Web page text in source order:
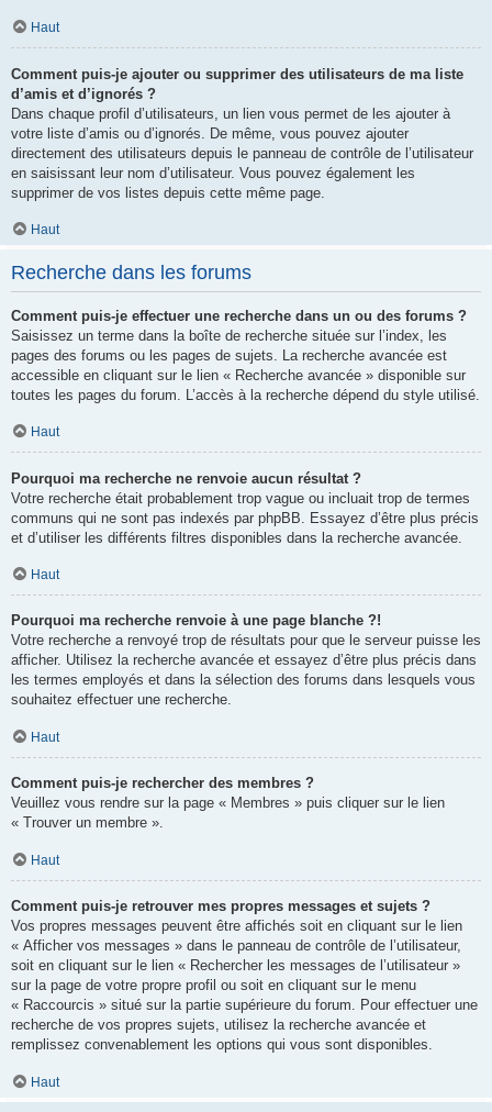
Haut
Comment puis-je ajouter ou supprimer des utilisateurs de ma liste
d’amis et d’ignorés ?
Dans chaque profil d’utilisateurs, un lien vous permet de les ajouter à
votre liste d’amis ou d’ignorés. De même, vous pouvez ajouter
directement des utilisateurs depuis le panneau de contrôle de l’utilisateur
en saisissant leur nom d’utilisateur. Vous pouvez également les
supprimer de vos listes depuis cette même page.
Haut
Recherche dans les forums
Comment puis-je effectuer une recherche dans un ou des forums ?
Saisissez un terme dans la boîte de recherche située sur l’index, les
pages des forums ou les pages de sujets. La recherche avancée est
accessible en cliquant sur le lien « Recherche avancée » disponible sur
toutes les pages du forum. L’accès à la recherche dépend du style utilisé.
Haut
Pourquoi ma recherche ne renvoie aucun résultat ?
Votre recherche était probablement trop vague ou incluait trop de termes
communs qui ne sont pas indexés par phpBB. Essayez d’être plus précis
et d’utiliser les différents filtres disponibles dans la recherche avancée.
Haut
Pourquoi ma recherche renvoie à une page blanche ?!
Votre recherche a renvoyé trop de résultats pour que le serveur puisse les
afficher. Utilisez la recherche avancée et essayez d’être plus précis dans
les termes employés et dans la sélection des forums dans lesquels vous
souhaitez effectuer une recherche.
Haut
Comment puis-je rechercher des membres ?
Veuillez vous rendre sur la page « Membres » puis cliquer sur le lien
« Trouver un membre ».
Haut
Comment puis-je retrouver mes propres messages et sujets ?
Vos propres messages peuvent être affichés soit en cliquant sur le lien
« Afficher vos messages » dans le panneau de contrôle de l’utilisateur,
soit en cliquant sur le lien « Rechercher les messages de l’utilisateur »
sur la page de votre propre profil ou soit en cliquant sur le menu
« Raccourcis » situé sur la partie supérieure du forum. Pour effectuer une
recherche de vos propres sujets, utilisez la recherche avancée et
remplissez convenablement les options qui vous sont disponibles.
Haut